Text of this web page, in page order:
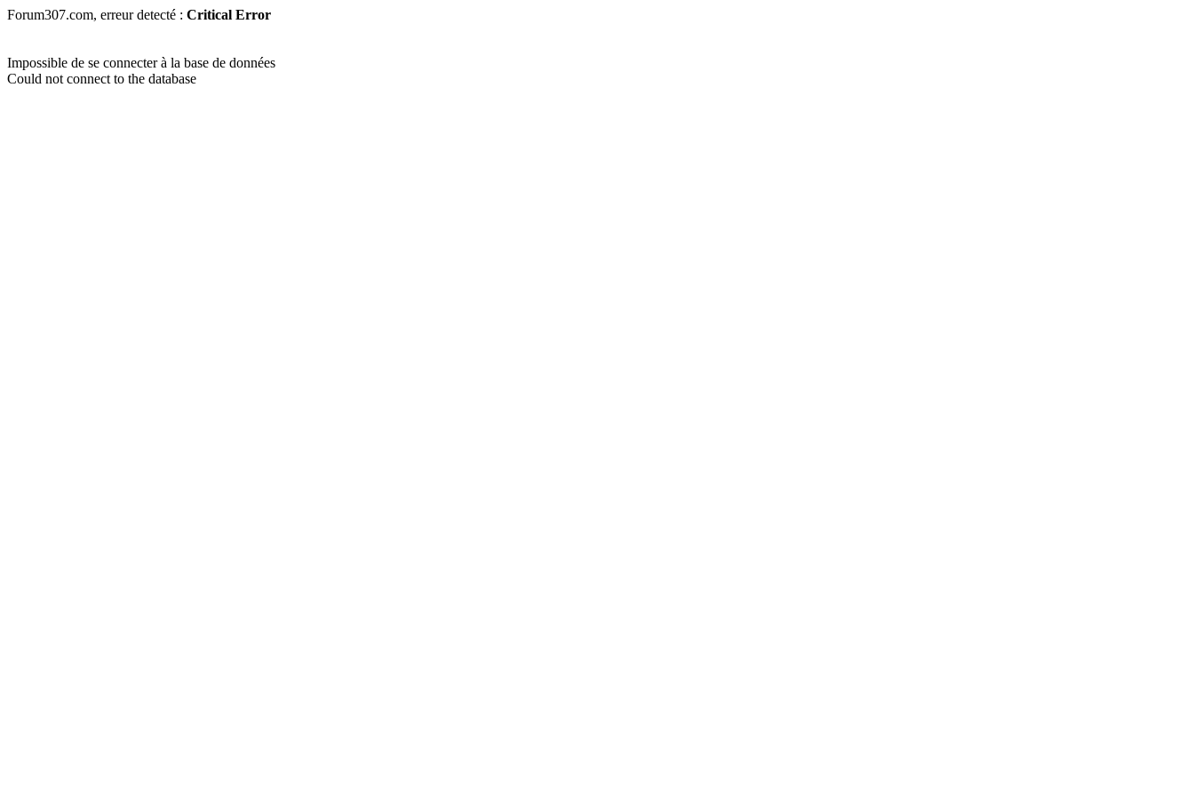
Forum307.com, erreur detecté : Critical Error
Impossible de se connecter à la base de données
Could not connect to the database